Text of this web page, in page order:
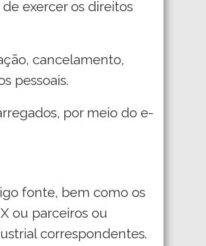
exercer os direitos
cancelamento,
pessoais.
por meio do e-
fonte, bem como os
ou parceiros ou
correspondentes.